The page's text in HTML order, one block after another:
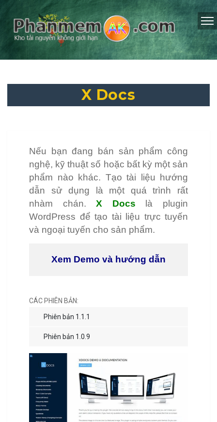
X Docs
Nếu bạn đang bán sản phẩm công
nghệ, kỹ thuật số hoặc bất kỳ một sản
phẩm nào khác. Tạo tài liệu hướng
dẫn sử dụng là một quá trình rất
nhàm chán. X Docs là plugin
WordPress để tạo tài liệu trực tuyến
và ngoại tuyến cho sản phẩm.
Xem Demo và hướng dẫn
CÁC PHIÊN BẢN:
Phiên bản 1.1.1
Phiên bản 1.0.9